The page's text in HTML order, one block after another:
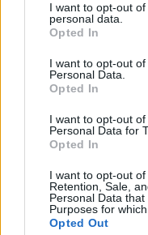
I want to opt-out
personal data.
Opted In
I want to opt-out
Personal Data.
Opted In
I want to opt-out
Personal Data for
Opted In
I want to opt-out of
Retention, Sale,
Personal Data
Purposes for
Opted Out
akárcsak a
célokra
vagy
szociális
szervezetek
Az új törvény